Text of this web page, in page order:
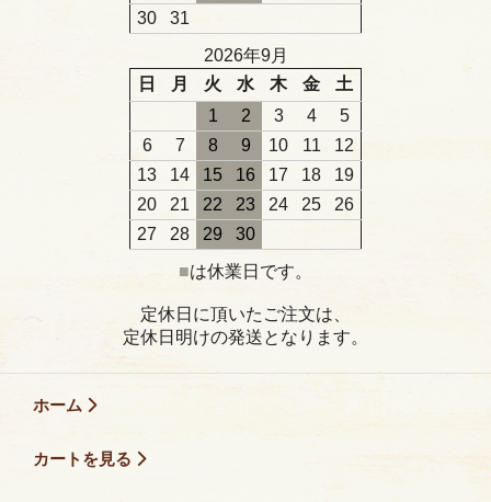
30
31
2026年9月
日
月 火 水 木 金
土
1
2 3 4
5
6
7 8 9 10 11
12
13
14 15 16 17 18
19
20
21 22 23 24 25
26
27
28 29
30
■は休業日です。
定休日に頂いたご注文は、
定休日明けの発送となります。
ホーム
カートを見る